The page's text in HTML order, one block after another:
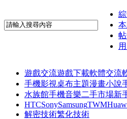
遊戲交流遊戲下載軟體交流
手機影視桌布主題漫畫小說
水族館手機音樂二手市場新
HTCSonySamsungTWM
解密技術繁化技術